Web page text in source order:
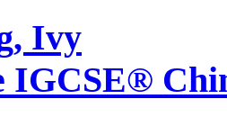
Ivy
IGCSE®